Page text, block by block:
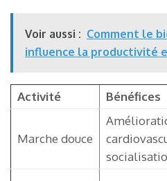
Voir aussi : Comment le
influence la productivité
Activité Bénéfices
Marche douce